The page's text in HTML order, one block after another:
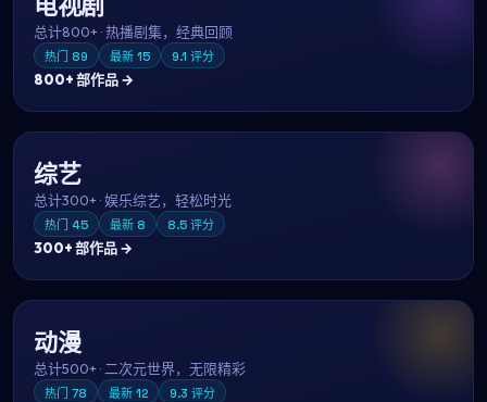
总计800+·热播剧集，经典回顾
热门 89 最新 15 9.1 评分
800+部作品 →
综艺
总计300+·娱乐综艺，轻松时光
热门 45 最新 8 8.5 评分
300+部作品 →
动漫
总计500+· 二次元世界，无限精彩
热门 78 最新 12 9.3 评分